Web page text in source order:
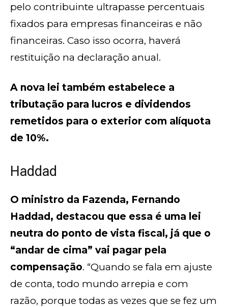
pelo contribuinte ultrapasse percentuais
fixados para empresas financeiras e não
financeiras. Caso isso ocorra, haverá
restituição na declaração anual.
A nova lei também estabelece a
tributação para lucros e dividendos
remetidos para o exterior com alíquota
de 10%.
Haddad
O ministro da Fazenda, Fernando
Haddad, destacou que essa é uma lei
neutra do ponto de vista fiscal, já que o
“andar de cima” vai pagar pela
compensação. “Quando se fala em ajuste
de conta, todo mundo arrepia e com
razão, porque todas as vezes que se fez um